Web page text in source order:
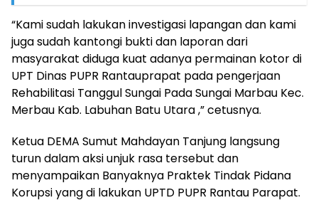
“Kami sudah lakukan investigasi lapangan dan kami
juga sudah kantongi bukti dan laporan dari
masyarakat diduga kuat adanya permainan kotor di
UPT Dinas PUPR Rantauprapat pada pengerjaan
Rehabilitasi Tanggul Sungai Pada Sungai Marbau Kec.
Merbau Kab. Labuhan Batu Utara ,” cetusnya.
Ketua DEMA Sumut Mahdayan Tanjung langsung
turun dalam aksi unjuk rasa tersebut dan
menyampaikan Banyaknya Praktek Tindak Pidana
Korupsi yang di lakukan UPTD PUPR Rantau Parapat.